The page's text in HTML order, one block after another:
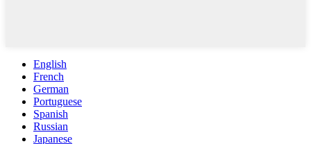
English
French
German
Portuguese
Spanish
Russian
Japanese